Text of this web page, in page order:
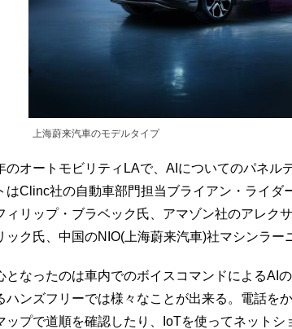
上海蔚来汽車のモデルタイプ
オートモビリティLAで、AIについてのパネル
はClinc社の自動車部門担当ブライアン・ライダ
ィリップ・ブラベック氏、アマゾン社のアレク
ック氏、中国のNIO(上海蔚来汽車)社マシンラー
なったのは車内でのボイスコマンドによるAI
ハンズフリーでは様々なことが出来る。電話を
ップで道順を確認したり、IoTを使ってネット